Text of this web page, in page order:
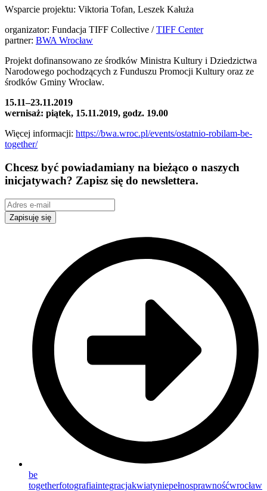
Wsparcie projektu: Viktoria Tofan, Leszek Kałuża
organizator: Fundacja TIFF Collective /TIFF Center
partner: BWA Wrocław
Projekt dofinansowano ze środków Ministra Kultury i Dziedzictwa
Narodowego pochodzących z Funduszu Promocji Kultury oraz ze
środków Gminy Wrocław.
15.11–23.11.2019
wernisaż: piątek, 15.11.2019, godz. 19.00
Więcej informacji: https://bwa.wroc.pl/events/ostatnio-robilam-be-
together/
Chcesz być powiadamiany na bieżąco o naszych
inicjatywach? Zapisz się do newslettera.
Zapisuję się
be
togetherfotografiaintegracjakwiatyniepełnosprawnośćwrocław